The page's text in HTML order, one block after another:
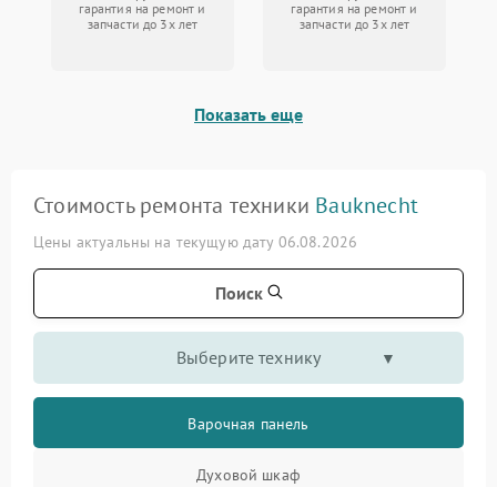
гарантия на ремонт и
запчасти до 3х лет
гарантия на ремонт и
запчасти до 3х лет
Показать еще
Стоимость ремонта техники Bauknecht
Цены актуальны на текущую дату 06.08.2026
Поиск
Выберите технику
Варочная панель
Духовой шкаф